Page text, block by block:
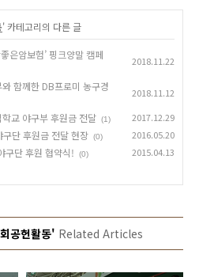
' 카테고리의 다른 글
은암보험’ 핑크양말 캠페
2018.11.22
함께한 DB프로미 농구경
2018.11.12
교 야구부 후원금 전달 (1) 2017.12.29
단 후원금 전달 현장 (0) 2016.05.20
구단 후원 협약식! (0) 2015.04.13
공헌활동' Related Articles